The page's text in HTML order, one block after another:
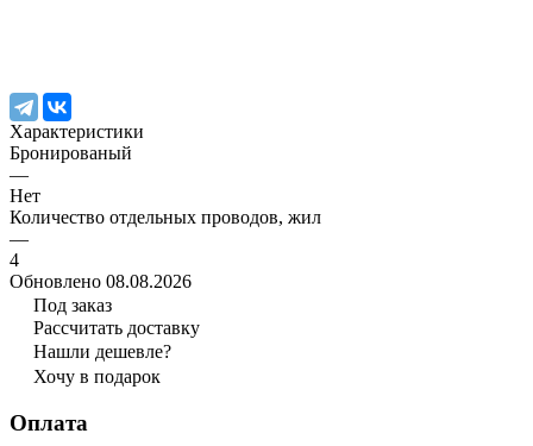
Характеристики
Бронированый
—
Нет
Количество отдельных проводов, жил
—
4
Обновлено 08.08.2026
Под заказ
Рассчитать доставку
Нашли дешевле?
Хочу в подарок
Оплата